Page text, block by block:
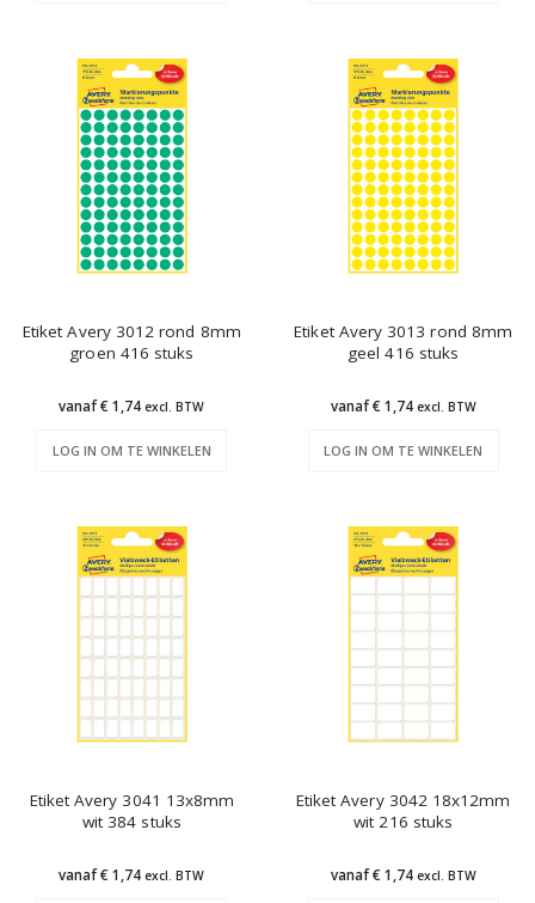
Etiket Avery 3012 rond 8mm
groen 416 stuks
vanaf € 1,74excl. BTW
LOG IN OM TE WINKELEN
Etiket Avery 3013 rond 8mm
geel 416 stuks
vanaf € 1,74 excl. BTW
LOG IN OM TE WINKELEN
Etiket Avery 3041 13x8mm
wit 384 stuks
vanaf € 1,74excl. BTW
Etiket Avery 3042 18x12mm
wit 216 stuks
vanaf € 1,74 excl. BTW